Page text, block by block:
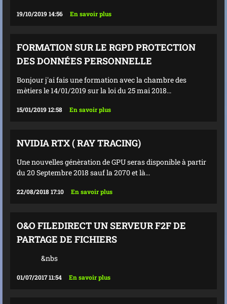
19/10/2019 14:56 En savoir plus
FORMATION SUR LE RGPD PROTECTION
DES DONNÉES PERSONNELLE
Bonjour j'ai fais une formation avec la chambre des
mètiers le 14/01/2019 sur la loi du 25 mai 2018...
15/01/2019 12:58 En savoir plus
NVIDIA RTX ( RAY TRACING)
Une nouvelles génèration de GPU seras disponible à partir
du 20 Septembre 2018 sauf la 2070 et là...
22/08/2018 17:10 En savoir plus
O&O FILEDIRECT UN SERVEUR F2F DE
PARTAGE DE FICHIERS
&nbs
01/07/2017 11:54 En savoir plus